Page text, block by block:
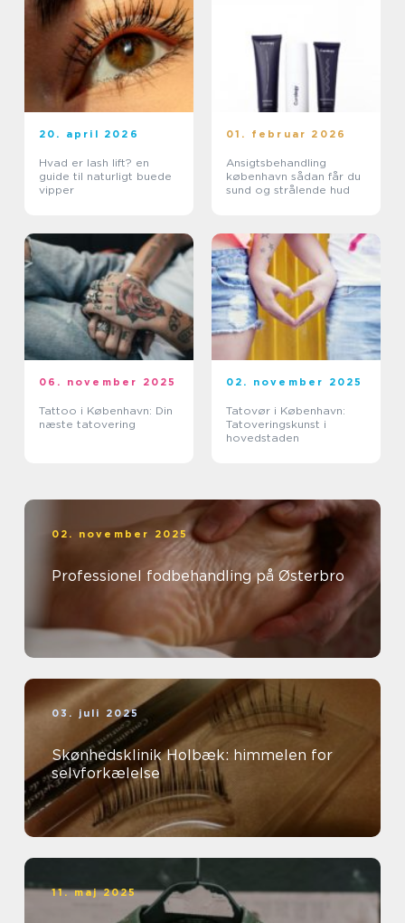
20. april 2026
Hvad er lash lift? en
guide til naturligt buede
vipper
01. februar 2026
Ansigtsbehandling
københavn sådan får du
sund og strålende hud
06. november 2025
Tattoo i København: Din
næste tatovering
02. november 2025
Tatovør i København:
Tatoveringskunst i
hovedstaden
02. november 2025
Professionel fodbehandling på Østerbro
03. juli 2025
Skønhedsklinik Holbæk: himmelen for
selvforkælelse
11. maj 2025